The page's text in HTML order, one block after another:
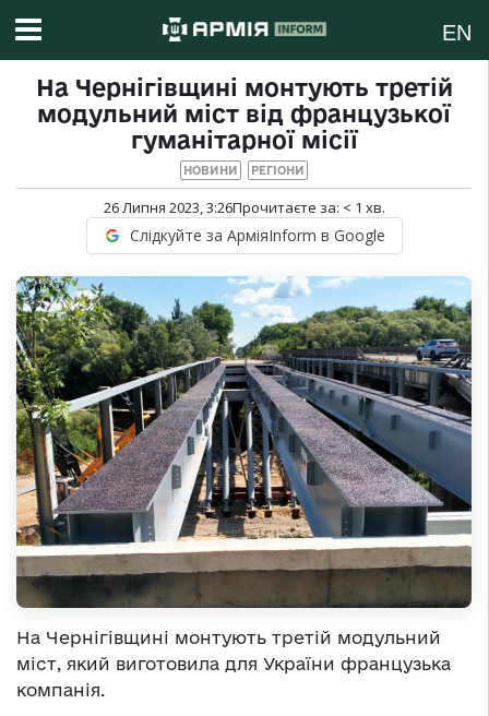
EN
На Чернігівщині монтують третій
модульний міст від французької
гуманітарної місії
НОВИНИ РЕГІОНИ
26 Липня 2023, 3:26Прочитаєте за: < 1 хв.
Слідкуйте за АрміяInform в Google
На Чернігівщині монтують третій модульний
міст, який виготовила для України французька
компанія.